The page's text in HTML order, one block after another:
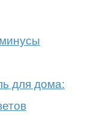
для дома: